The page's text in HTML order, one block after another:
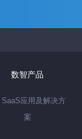
数智产品
SaaS应用及解决方
案